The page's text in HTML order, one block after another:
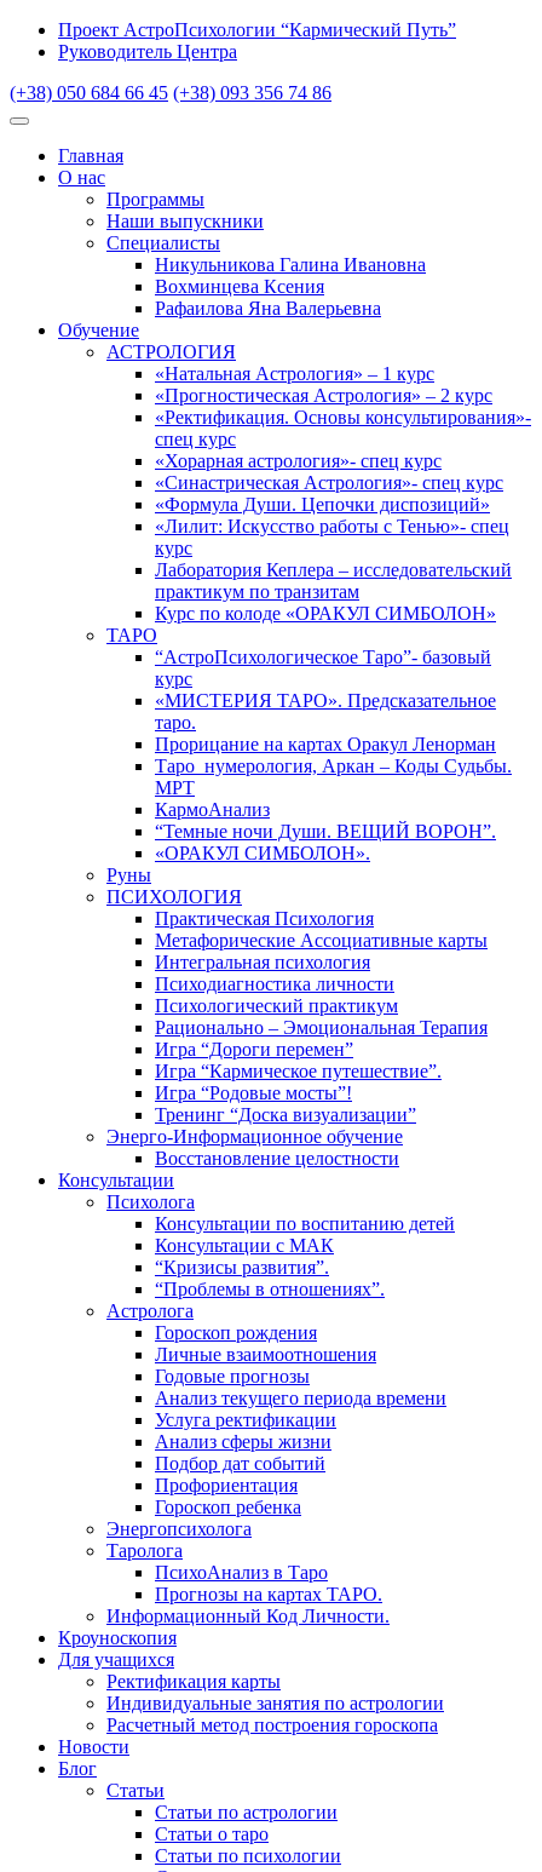
Проект АстроПсихологии “Кармический Путь”
Руководитель Центра
(+38) 050 684 66 45 (+38) 093 356 74 86
Главная
О нас
Программы
Наши выпускники
Специалисты
Никульникова Галина Ивановна
Вохминцева Ксения
Рафаилова Яна Валерьевна
Обучение
АСТРОЛОГИЯ
«Натальная Астрология» – 1 курс
«Прогностическая Астрология» – 2 курс
«Ректификация. Основы консультирования»-
спец курс
«Хорарная астрология»- спец курс
«Синастрическая Астрология»- спец курс
«Формула Души. Цепочки диспозиций»
«Лилит: Искусство работы с Тенью»- спец
курс
Лаборатория Кеплера – исследовательский
практикум по транзитам
Курс по колоде «ОРАКУЛ СИМБОЛОН»
ТАРО
“АстроПсихологическое Таро”- базовый
курс
«МИСТЕРИЯ ТАРО». Предсказательное
таро.
Прорицание на картах Оракул Ленорман
Таро_нумерология, Аркан – Коды Судьбы.
МРТ
КармоАнализ
“Темные ночи Души. ВЕЩИЙ ВОРОН”.
«ОРАКУЛ СИМБОЛОН».
Руны
ПСИХОЛОГИЯ
Практическая Психология
Метафорические Ассоциативные карты
Интегральная психология
Психодиагностика личности
Психологический практикум
Рационально – Эмоциональная Терапия
Игра “Дороги перемен”
Игра “Кармическое путешествие”.
Игра “Родовые мосты”!
Тренинг “Доска визуализации”
Энерго-Информационное обучение
Восстановление целостности
Консультации
Психолога
Консультации по воспитанию детей
Консультации с МАК
“Кризисы развития”.
“Проблемы в отношениях”.
Астролога
Гороскоп рождения
Личные взаимоотношения
Годовые прогнозы
Анализ текущего периода времени
Услуга ректификации
Анализ сферы жизни
Подбор дат событий
Профориентация
Гороскоп ребенка
Энергопсихолога
Таролога
ПсихоАнализ в Таро
Прогнозы на картах ТАРО.
Информационный Код Личности.
Кроуноскопия
Для учащихся
Ректификация карты
Индивидуальные занятия по астрологии
Расчетный метод построения гороскопа
Новости
Блог
Статьи
Статьи по астрологии
Статьи о таро
Статьи по психологии